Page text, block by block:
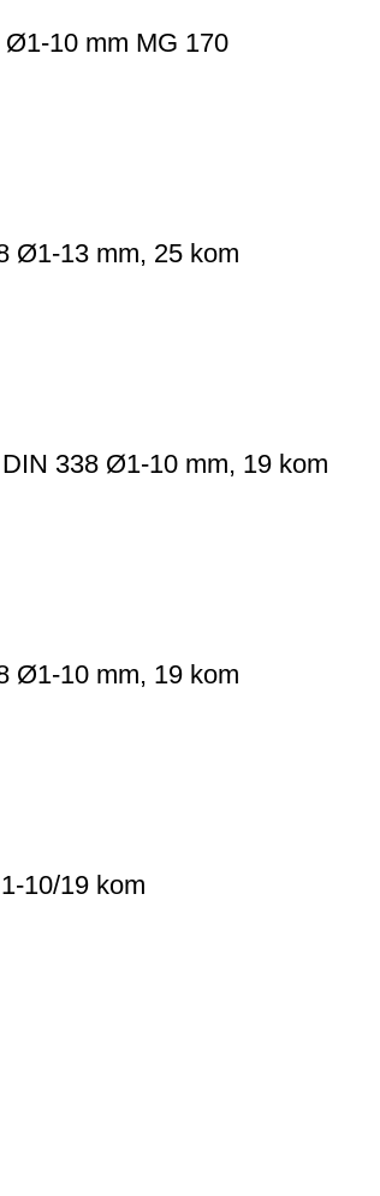
10 mm MG 170
Ø1-13 mm, 25 kom
338 Ø1-10 mm, 19 kom
Ø1-10 mm, 19 kom
10/19 kom